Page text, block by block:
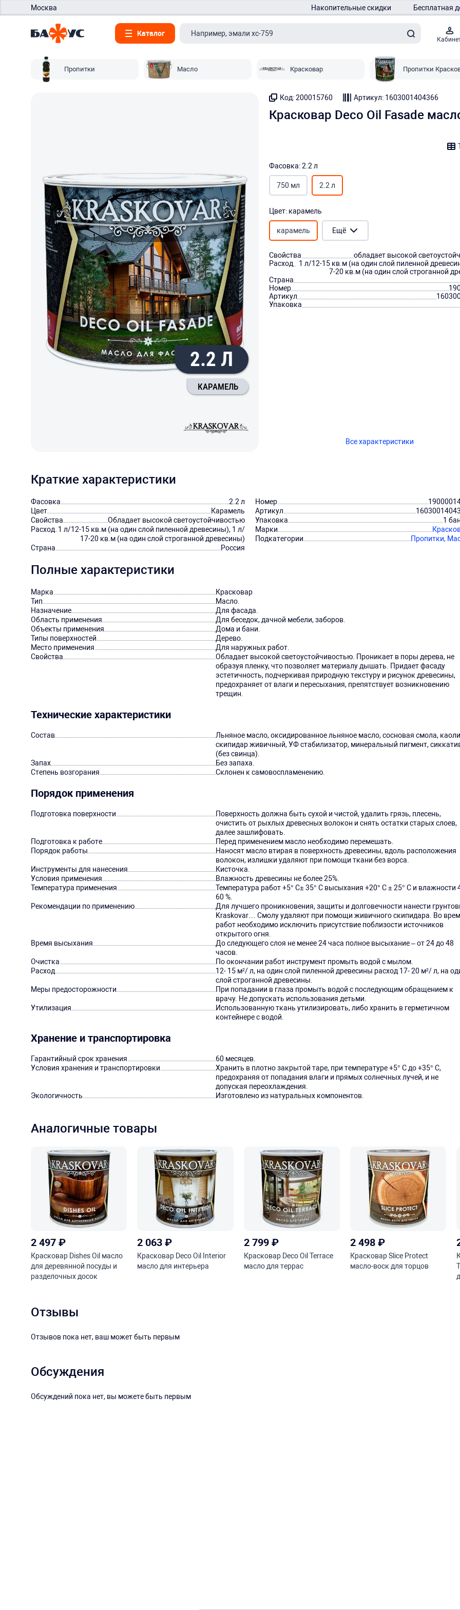
Москва Накопительные скидки Бесплатная
Каталог
Пропитки Масло Красковар Пропитки
2.2 Л
КАРАМЕЛЬ
Код: 200015760 Артикул: 1603001404366
Красковар Deco Oil Fasade
Фасовка: 2.2 л
750 мл 2.2 л
Цвет: карамель
карамель Ещё
Свойства
обладает высокой
Расход
1 л/12-15 кв.м (на один слой пиленной
7-20 кв.м (на один слой строганной
Страна
Номер
Артикул
Упаковка
Все характеристики
Краткие характеристики
Фасовка
2.2 л
Цвет
Карамель
Свойства
Обладает высокой светоустойчивостью
Расход 1 л/12-15 кв.м (на один слой пиленной древесины), 1 л/
17-20 кв.м (на один слой строганной древесины)
Страна
Россия
Номер
Артикул
Упаковка
1
Марки
Подкатегории
Пропитки,
Полные характеристики
Марка
Красковар
Тип
Масло.
Назначение
Для фасада.
Область применения
Для беседок, дачной мебели, заборов.
Объекты применения
Дома и бани.
Типы поверхностей
Дерево.
Место применения
Для наружных работ.
Свойства
Обладает высокой светоустойчивостью. Проникает в поры дерева, не
образуя пленку, что позволяет материалу дышать. Придает фасаду
эстетичность, подчеркивая природную текстуру и рисунок древесины,
предохраняет от влаги и пересыхания, препятствует возникновению
трещин.
Технические характеристики
Состав
Льняное масло, оксидированное льняное масло, сосновая смола,
скипидар живичный, УФ стабилизатор, минеральный пигмент,
(без свинца).
Запах
Без запаха.
Степень возгорания
Склонен к самовоспламенению.
Порядок применения
Подготовка поверхности
Поверхность должна быть сухой и чистой, удалить грязь, плесень,
очистить от рыхлых древесных волокон и снять остатки старых слоев,
далее зашлифовать.
Подготовка к работе
Перед применением масло необходимо перемешать.
Порядок работы
Наносят масло втирая в поверхность древесины, вдоль расположения
волокон, излишки удаляют при помощи ткани без ворса.
Инструменты для нанесения
Кисточка.
Условия применения
Влажность древесины не более 25%.
Температура применения
Температура работ +5° C± 35° C высыхания +20° C ± 25° C и влажности
60 %.
Рекомендации по применению
Для лучшего проникновения, защиты и долговечности нанести
Kraskovar… Смолу удаляют при помощи живичного скипидара. Во
работ необходимо исключить присутствие поблизости источников
открытого огня.
Время высыхания
До следующего слоя не менее 24 часа полное высыхание – от 24 до 48
часов.
Очистка
По окончании работ инструмент промыть водой с мылом.
Расход
12- 15 м²/ л, на один слой пиленной древесины расход 17- 20 м²/ л, на
слой строганной древесины.
Меры предосторожности
При попадании в глаза промыть водой с последующим обращением к
врачу. Не допускать использования детьми.
Утилизация
Использованную ткань утилизировать, либо хранить в герметичном
контейнере с водой.
Хранение и транспортировка
Гарантийный срок хранения
60 месяцев.
Условия хранения и транспортировки
Хранить в плотно закрытой таре, при температуре +5° C до +35° C,
предохраняя от попадания влаги и прямых солнечных лучей, и не
допуская переохлаждения.
Экологичность
Изготовлено из натуральных компонентов.
Аналогичные товары
2 497₽
Красковар Dishes Oil масло
для деревянной посуды и
разделочных досок
2 063₽
Красковар Deco Oil Interior
масло для интерьера
2 799₽
Красковар Deco Oil Terrace
масло для террас
2 498₽
Красковар Slice Protect
масло-воск для торцов
Отзывы
Отзывов пока нет, ваш может быть первым
Обсуждения
Обсуждений пока нет, вы можете быть первым